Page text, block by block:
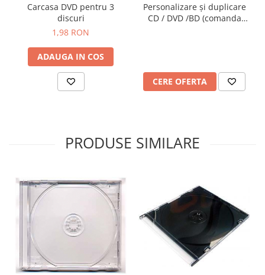
Carcasa DVD pentru 3
discuri
1,98 RON
ADAUGA IN COS
Personalizare și duplicare
CD / DVD /BD (comanda
CERE OFERTA
PRODUSE SIMILARE